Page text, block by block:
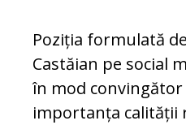
Poziția formulată
Castăian pe social
în mod convingător
importanța calității